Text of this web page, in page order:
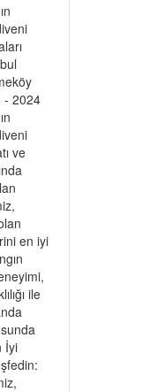
- 2024
ve
en iyi
ile
İyi